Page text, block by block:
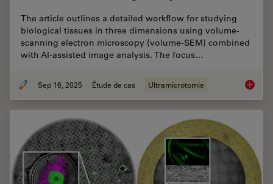
The article outlines a detailed workflow for studying
biological tissues in three dimensions using volume-
scanning electron microscopy (volume-SEM) combined
with AI-assisted image analysis. The focus…
Sep 16, 2025 Étude de cas Ultramicrotomie Volume